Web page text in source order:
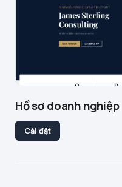
Hồ sơ doanh nghiệp
Cài đặt